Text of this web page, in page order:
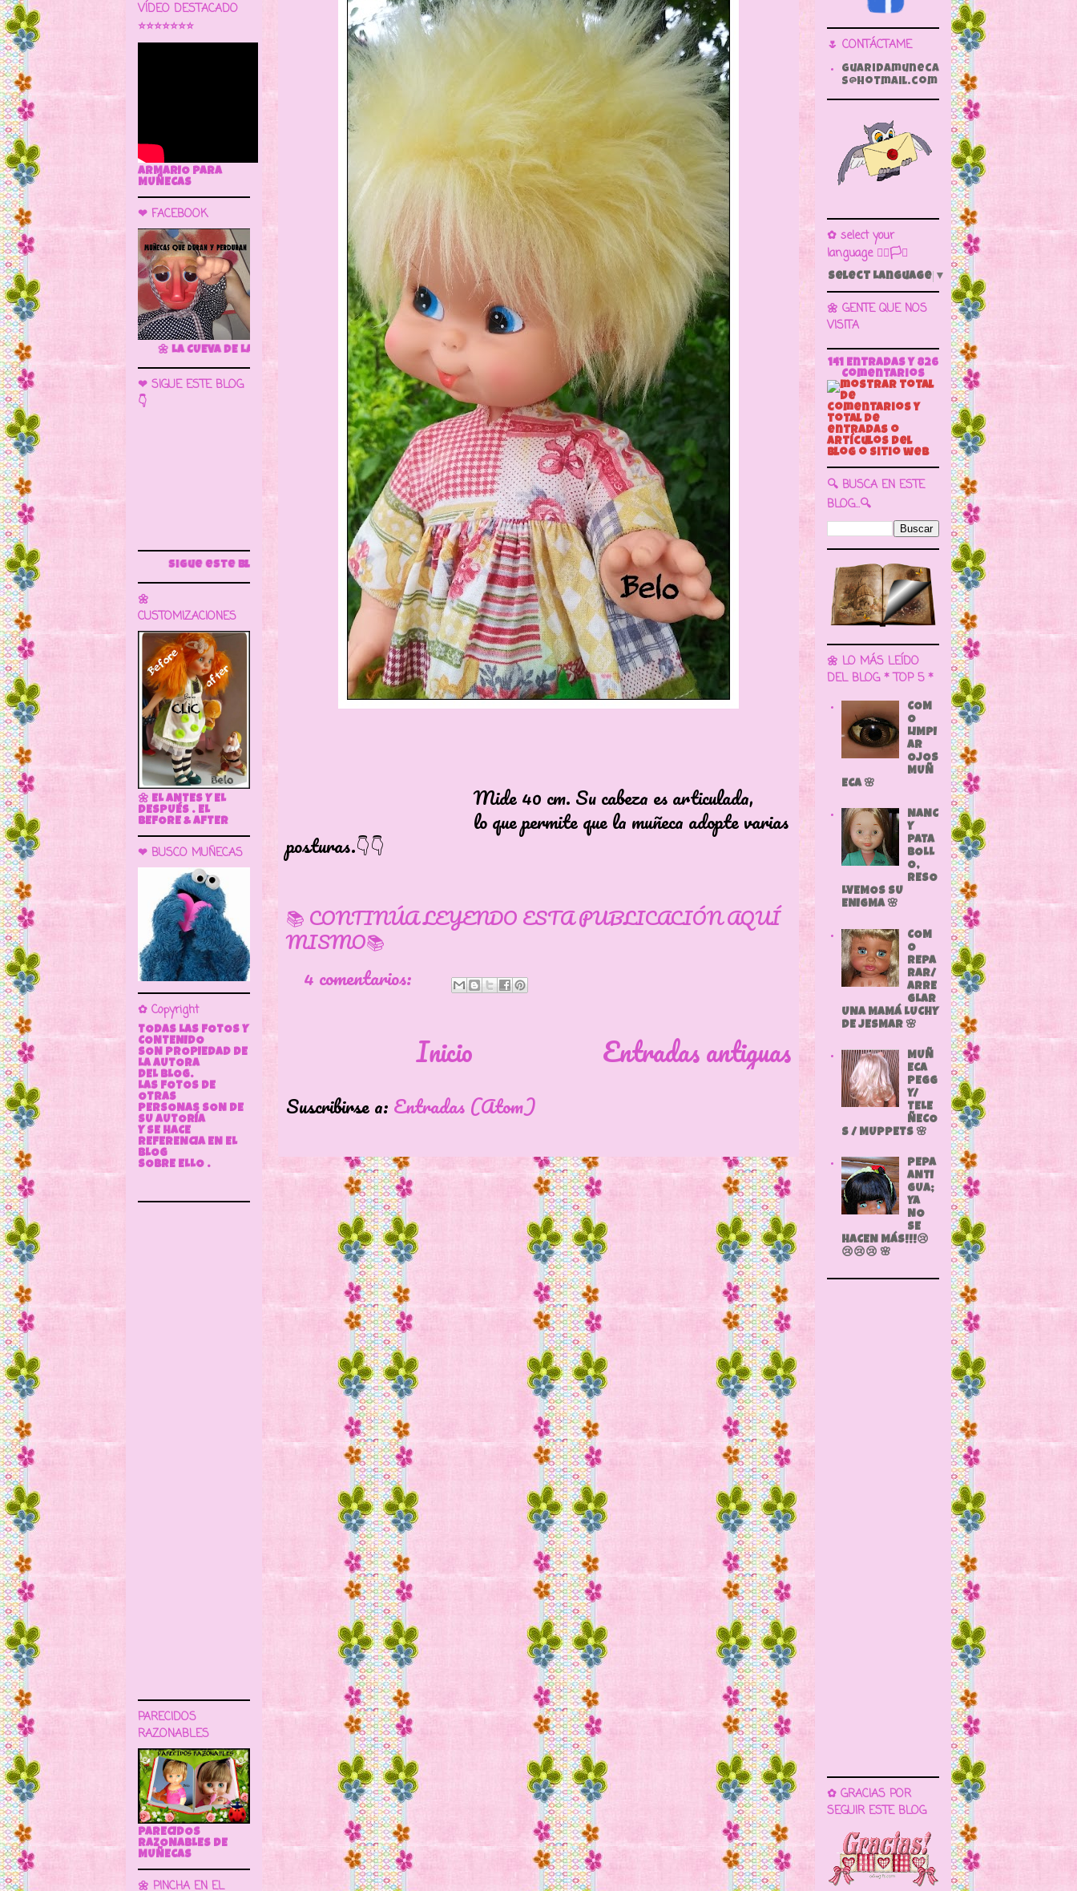
Mide 40 cm. Su cabeza es articulada,
lo que permite que la muñeca adopte varias
posturas.👇👇
📚 CONTINÚA LEYENDO ESTA PUBLICACIÓN AQUÍ
MISMO📚
4 comentarios:
Entradas antiguas
Inicio
Suscribirse a: Entradas (Atom)
VÍDEO DESTACADO
⭐⭐⭐⭐⭐⭐⭐
ARMARIO PARA
MUÑECAS
❤ FACEBOOK
🌼 LA CUEVA DE LAS MUÑECAS
❤ SIGUE ESTE BLOG
👇
Sigue este blog para más información
🌼
CUSTOMIZACIONES
🌼 EL ANTES Y EL
DESPUÉS . EL
BEFORE & AFTER
❤ BUSCO MUÑECAS
✿ Copyright
TODAS LAS FOTOS Y
CONTENIDO
SON PROPIEDAD DE
LA AUTORA
DEL BLOG.
LAS FOTOS DE
OTRAS
PERSONAS SON DE
SU AUTORÍA
Y SE HACE
REFERENCIA EN EL
BLOG
SOBRE ELLO .
PARECIDOS
RAZONABLES
PARECIDOS
RAZONABLES DE
MUÑECAS
🌼 PINCHA EN EL
🌷 CONTÁCTAME
guaridamuneca
s@hotmail.com
✿ select your
language 🏳️‍🌈🏳️🏁
Select Language ▼
🌼 GENTE QUE NOS
VISITA
141 Entradas y 826
Comentarios
🔍 BUSCA EN ESTE
BLOG...🔍
🌼 LO MÁS LEÍDO
DEL BLOG * TOP 5 *
COM
O
LIMPI
AR
OJOS
MUÑ
ECA 🌸
NANC
Y
PATA
BOLL
O,
RESO
LVEMOS SU
ENIGMA 🌸
COM
O
REPA
RAR/
ARRE
GLAR
UNA MAMÁ LUCHY
DE JESMAR 🌸
MUÑ
ECA
PEGG
Y/
TELE
ÑECO
S / MUPPETS 🌸
PEPA
ANTI
GUA;
YA
NO
SE
HACEN MÁS!!!😢
😢😢😢 🌸
✿ GRACIAS POR
SEGUIR ESTE BLOG